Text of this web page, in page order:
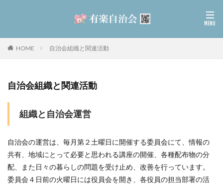
HOME 自治会組織と関連活動
自治会組織と関連活動
組織と自治会運営
自治会の運営は、毎月第２土曜日に開催する委員会にて、情報の
共有、地域にとって必要と思われる講座の開催、各種配布物の分
配、また日々の暮らしの問題を受け止め、改善を行っています。
委員会４日前の火曜日には役員会を開き、各役員の担当部署の活